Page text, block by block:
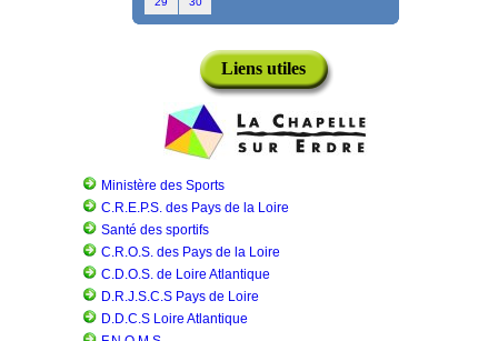
Liens utiles
Ministère des Sports
C.R.E.P.S. des Pays de la Loire
Santé des sportifs
C.R.O.S. des Pays de la Loire
C.D.O.S. de Loire Atlantique
D.R.J.S.C.S Pays de Loire
D.D.C.S Loire Atlantique